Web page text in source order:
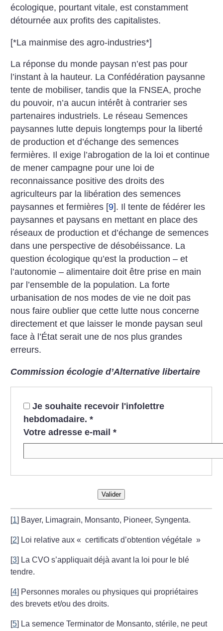
écologique, pourtant vitale, est constamment
détournée aux profits des capitalistes.
[*La mainmise des agro-industries*]
La réponse du monde paysan n’est pas pour
l’instant à la hauteur. La Confédération paysanne
tente de mobiliser, tandis que la FNSEA, proche
du pouvoir, n’a aucun intérêt à contrarier ses
partenaires industriels. Le réseau Semences
paysannes lutte depuis longtemps pour la liberté
de production et d’échange des semences
fermières. Il exige l’abrogation de la loi et continue
de mener campagne pour une loi de
reconnaissance positive des droits des
agriculteurs par la libération des semences
paysannes et fermières [9]. Il tente de fédérer les
paysannes et paysans en mettant en place des
réseaux de production et d’échange de semences
dans une perspective de désobéissance. La
question écologique qu’est la production – et
l’autonomie – alimentaire doit être prise en main
par l’ensemble de la population. La forte
urbanisation de nos modes de vie ne doit pas
nous faire oublier que cette lutte nous concerne
directement et que laisser le monde paysan seul
face à l’État serait une de nos plus grandes
erreurs.
Commission écologie d’Alternative libertaire
Je souhaite recevoir l'infolettre
hebdomadaire. *
Votre adresse e-mail *
Valider
[1] Bayer, Limagrain, Monsanto, Pioneer, Syngenta.
[2] Loi relative aux « certificats d’obtention végétale »
[3] La CVO s’appliquait déjà avant la loi pour le blé
tendre.
[4] Personnes morales ou physiques qui propriétaires
des brevets et/ou des droits.
[5] La semence Terminator de Monsanto, stérile, ne peut